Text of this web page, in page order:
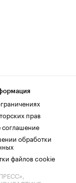
прав
соглашение
обработки
файлов cookie